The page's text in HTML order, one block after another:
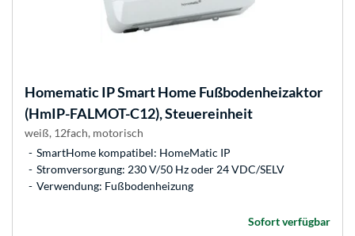
Homematic IPSmart Home Fußbodenheizaktor
(HmIP-FALMOT-C12), Steuereinheit
weiß, 12fach, motorisch
SmartHome kompatibel: HomeMatic IP
Stromversorgung: 230 V/50 Hz oder 24 VDC/SELV
Verwendung: Fußbodenheizung
Sofort verfügbar